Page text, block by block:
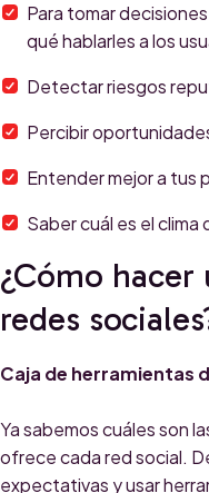
Para tomar
qué hablarles a los
Detectar riesgos
Percibir
Entender mejor a tus
Saber cuál es el
¿Cómo
redes
Caja de herramientas
Ya sabemos cuáles son
ofrece cada red social.
expectativas y usar